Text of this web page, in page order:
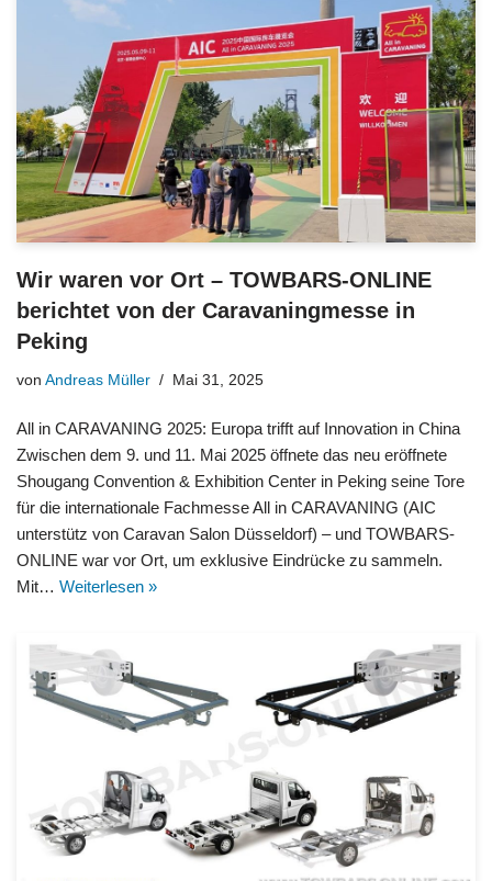
Wir waren vor Ort – TOWBARS-ONLINE
berichtet von der Caravaningmesse in
Peking
von Andreas Müller Mai 31, 2025
All in CARAVANING 2025: Europa trifft auf Innovation in China
Zwischen dem 9. und 11. Mai 2025 öffnete das neu eröffnete
Shougang Convention & Exhibition Center in Peking seine Tore
für die internationale Fachmesse All in CARAVANING (AIC
unterstütz von Caravan Salon Düsseldorf) – und TOWBARS-
ONLINE war vor Ort, um exklusive Eindrücke zu sammeln.
Mit… Weiterlesen »